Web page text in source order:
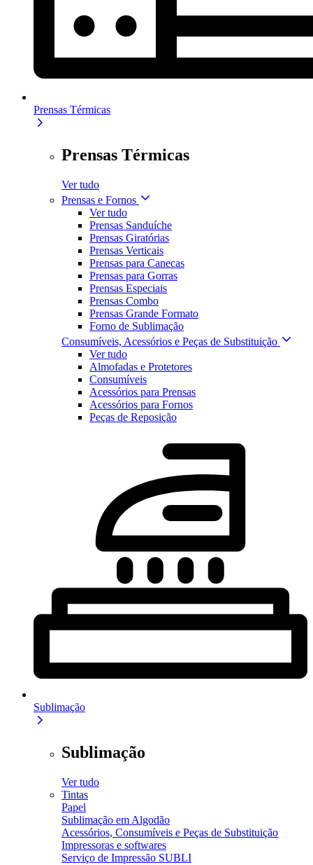
Prensas Térmicas
Prensas Térmicas
Ver tudo
Prensas e Fornos
Ver tudo
Prensas Sanduíche
Prensas Giratórias
Prensas Verticais
Prensas para Canecas
Prensas para Gorras
Prensas Especiais
Prensas Combo
Prensas Grande Formato
Forno de Sublimação
Consumíveis, Acessórios e Peças de Substituição
Ver tudo
Almofadas e Protetores
Consumíveis
Acessórios para Prensas
Acessórios para Fornos
Peças de Reposição
Sublimação
Sublimação
Ver tudo
Tintas
Papel
Sublimação em Algodão
Acessórios, Consumíveis e Peças de Substituição
Impressoras e softwares
Serviço de Impressão SUBLI